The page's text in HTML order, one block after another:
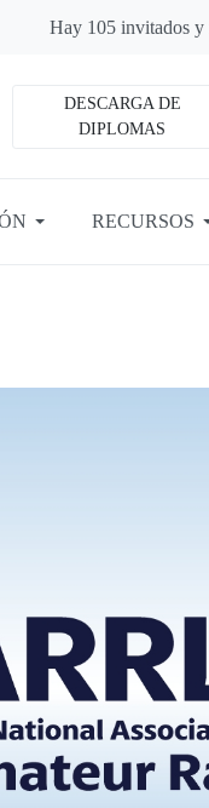
Hay 105 invitados y
DESCARGA DE
DIPLOMAS
RECURSOS